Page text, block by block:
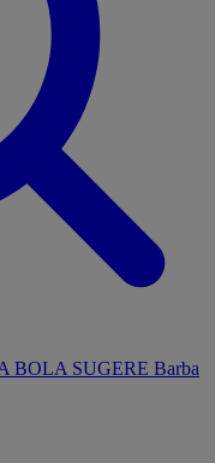
BOLA SUGERE Barba